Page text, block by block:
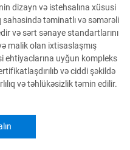
dizayn və istehsalına xüsusi
təminatlı və səmərəli
və sərt sənaye standartlarını
malik olan ixtisaslaşmış
ehtiyaclarına uyğun kompleks
və ciddi şəkildə
və təhlükəsizlik təmin edilir.